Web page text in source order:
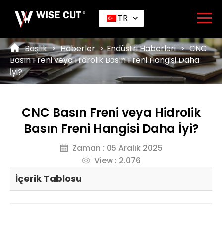
TR
Başlık > Haberler > Endüstri Haberleri > CNC
Basın Freni veya Hidrolik Basın Freni Hangisi Daha
İyi?
CNC Basın Freni veya Hidrolik
Basın Freni Hangisi Daha İyi?
Zaman : 05 Aralık 2025
View : 2.076
İçerik Tablosu